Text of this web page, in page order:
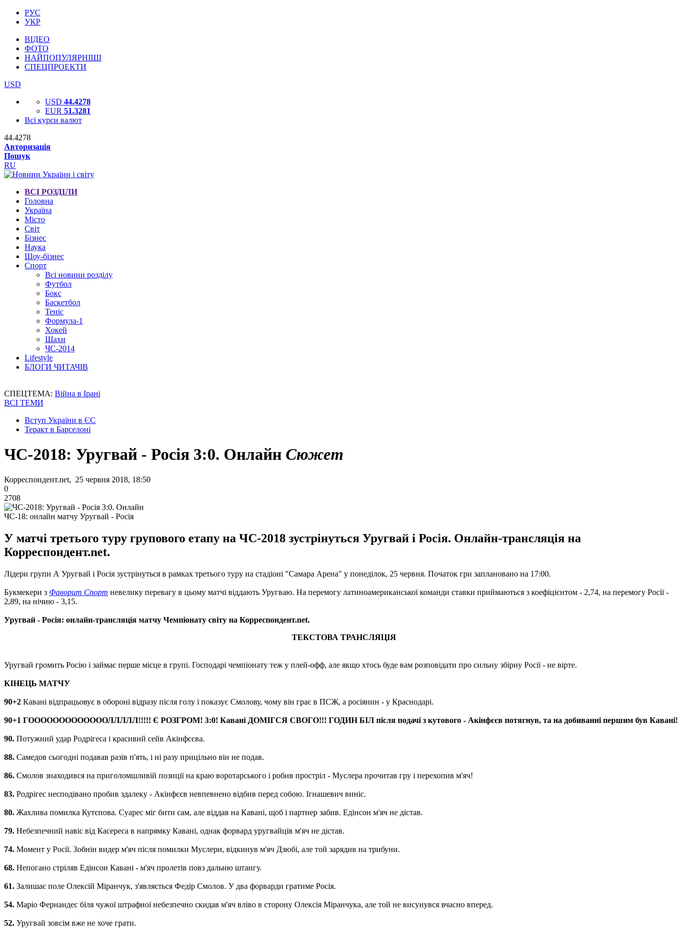
РУС
УКР
ВІДЕО
ФОТО
НАЙПОПУЛЯРНІШІ
СПЕЦПРОЕКТИ
USD
USD 44.4278
EUR 51.3281
Всі курси валют
44.4278
Авторизація
Пошук
RU
ВСІ РОЗДІЛИ
Головна
Україна
Місто
Світ
Бізнес
Наука
Шоу-бізнес
Спорт
Всі новини розділу
Футбол
Бокс
Баскетбол
Теніс
Формула-1
Хокей
Шахи
ЧС-2014
Lifestyle
БЛОГИ ЧИТАЧІВ
СПЕЦТЕМА: Війна в Ірані
ВСІ ТЕМИ
Вступ України в ЄС
Теракт в Барселоні
ЧС-2018: Уругвай - Росія 3:0. Онлайн Сюжет
Корреспондент.net, 25 червня 2018, 18:50
0
2708
ЧС-18: онлайн матчу Уругвай - Росія
У матчі третього туру групового етапу на ЧС-2018 зустрінуться Уругвай і Росія. Онлайн-трансляція на
Корреспондент.net.
Лідери групи А Уругвай і Росія зустрінуться в рамках третього туру на стадіоні "Самара Арена" у понеділок, 25 червня. Початок гри заплановано на 17:00.
Букмекери з Фаворит Спорт невелику перевагу в цьому матчі віддають Уругваю. На перемогу латиноамериканської команди ставки приймаються з коефіцієнтом - 2,74, на перемогу Росії -
2,89, на нічию - 3,15.
Уругвай - Росія: онлайн-трансляція матчу Чемпіонату світу на Корреспондент.net.
ТЕКСТОВА ТРАНСЛЯЦІЯ
Уругвай громить Росію і займає перше місце в групі. Господарі чемпіонату теж у плей-офф, але якщо хтось буде вам розповідати про сильну збірну Росії - не вірте.
КІНЕЦЬ МАТЧУ
90+2 Кавані відпрацьовує в обороні відразу після голу і показує Смолову, чому він грає в ПСЖ, а росіянин - у Краснодарі.
90+1 ГОООООООООООООЛЛЛЛЛ!!!!! Є РОЗГРОМ! 3:0! Кавані ДОМІГСЯ СВОГО!!! ГОДИН БІЛ після подачі з кутового - Акінфєєв потягнув, та на добиванні першим був Кавані!
90. Потужний удар Родрігеса і красивий сейв Акінфєєва.
88. Самедов сьогодні подавав разів п'ять, і ні разу прицільно він не подав.
86. Смолов знаходився на приголомшливій позиції на краю воротарського і робив простріл - Муслера прочитав гру і перехопив м'яч!
83. Родрігес несподівано пробив здалеку - Акінфєєв невпевнено відбив перед собою. Ігнашевич виніс.
80. Жахлива помилка Кутєпова. Суарес міг бити сам, але віддав на Кавані, щоб і партнер забив. Едінсон м'яч не дістав.
79. Небезпечний навіс від Касереса в напрямку Кавані, однак форвард уругвайців м'яч не дістав.
74. Момент у Росії. Зобнін видер м'яч після помилки Муслери, відкинув м'яч Дзюбі, але той зарядив на трибуни.
68. Непогано стріляв Едінсон Кавані - м'яч пролетів повз дальню штангу.
61. Залишає поле Олексій Міранчук, з'являється Федір Смолов. У два форварди гратиме Росія.
54. Маріо Фернандес біля чужої штрафної небезпечно скидав м'яч вліво в сторону Олексія Міранчука, але той не висунувся вчасно вперед.
52. Уругвай зовсім вже не хоче грати.